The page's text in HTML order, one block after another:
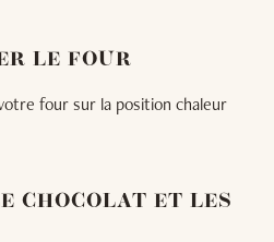
LE FOUR
four sur la position chaleur
CHOCOLAT ET LES